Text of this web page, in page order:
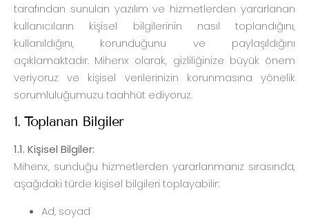
tarafından sunulan yazılım ve hizmetlerden yararlanan
kullanıcıların kişisel bilgilerinin nasıl toplandığını,
kullanıldığını, korunduğunu ve paylaşıldığını
açıklamaktadır. Mihenx olarak, gizliliğinize büyük önem
veriyoruz ve kişisel verilerinizin korunmasına yönelik
sorumluluğumuzu taahhüt ediyoruz.
1. Toplanan Bilgiler
1.1. Kişisel Bilgiler:
Mihenx, sunduğu hizmetlerden yararlanmanız sırasında,
aşağıdaki türde kişisel bilgileri toplayabilir:
Ad, soyad